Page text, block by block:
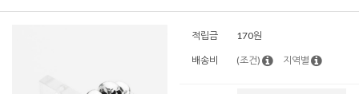
적립금 170원
배송비 (조건) 지역별